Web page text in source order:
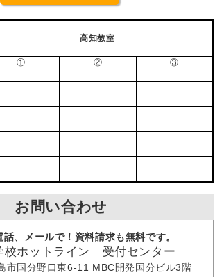
高知教室
① ②
③
お問い合わせ
、メールで！資料請求も無料です。
校ホットライン 受付センター
市国分野口東6-11 MBC開発国分ビル3階